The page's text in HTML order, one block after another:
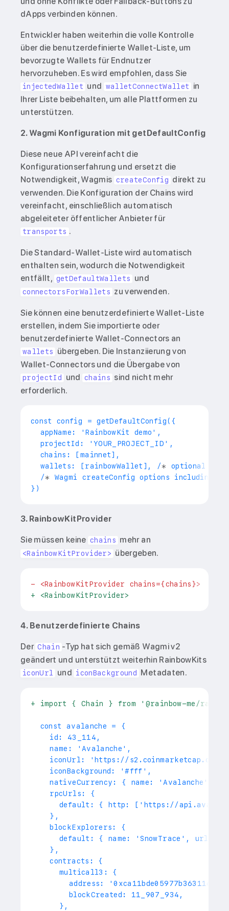
dApps verbinden können.
Entwickler haben weiterhin die volle Kontrolle
über die benutzerdefinierte Wallet-Liste, um
bevorzugte Wallets für Endnutzer
hervorzuheben. Es wird empfohlen, dass Sie
injectedWallet und walletConnectWallet
in
Ihrer Liste beibehalten, um alle Plattformen zu
unterstützen.
2. Wagmi Konfiguration mit getDefaultConfig
Diese neue API vereinfacht die
Konfigurationserfahrung und ersetzt die
Notwendigkeit, Wagmis createConfig direkt zu
verwenden. Die Konfiguration der Chains wird
vereinfacht, einschließlich automatisch
abgeleiteter öffentlicher Anbieter für
transports .
Die Standard-Wallet-Liste wird automatisch
enthalten sein, wodurch die Notwendigkeit
entfällt, getDefaultWallets und
connectorsForWallets zu verwenden.
Sie können eine benutzerdefinierte Wallet-Liste
erstellen, indem Sie importierte oder
benutzerdefinierte Wallet-Connectors an
wallets
übergeben. Die Instanziierung von
Wallet-Connectors und die Übergabe von
projectId und chains sind nicht mehr
erforderlich.
  wallets: [rainbowWallet], /
* optional
  /
* Wagmi createConfig options including
3. RainbowKitProvider
Sie müssen keine chains mehr an
<RainbowKitProvider> übergeben.
- <RainbowKitProvider chains={chains}>
+ <RainbowKitProvider>
4. Benutzerdefinierte Chains
Der Chain -Typ hat sich gemäß Wagmi v2
geändert und unterstützt weiterhin RainbowKits
iconUrl und iconBackground Metadaten.
+ import { Chain } from '@rainbow-me/
const avalanche = {
   id: 43_114,
   name: 'Avalanche',
iconUrl: 'https://
   iconBackground: '#fff',
nativeCurrency: { name: 'Avalanche',
   rpcUrls: {
default: { http: ['https://
   },
   blockExplorers: {
default: { name: 'SnowTrace', url:
   },
   contracts: {
     multicall3: {
address:
       blockCreated: 11_907_934,
     },